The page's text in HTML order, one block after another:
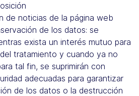
de noticias de la página web
de los datos: se
exista un interés mutuo para
tratamiento y cuando ya no
tal fin, se suprimirán con
adecuadas para garantizar
de los datos o la destrucción